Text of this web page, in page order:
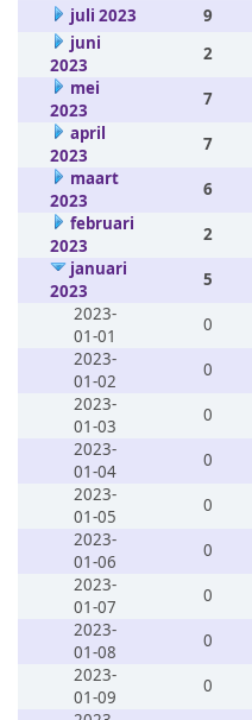
juli 2023
9
juni
2023
2
mei
2023
7
april
2023
7
maart
2023
6
februari
2023
2
januari
2023
5
2023-
01-01
0
2023-
01-02
0
2023-
01-03
0
2023-
01-04
0
2023-
01-05
0
2023-
01-06
0
2023-
01-07
0
2023-
01-08
0
2023-
01-09
0